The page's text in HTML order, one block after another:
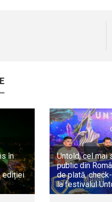
în
ediției
Untold, cel mai
public din
de plată,
la festivalul